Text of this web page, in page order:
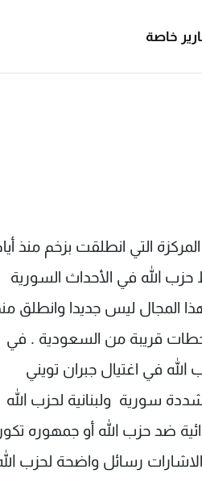
خاصة
التي انطلقت بزخم منذ
حزب الله في الأحداث السورية
المجال ليس جديدا وانطلق
قريبة من السعودية . في
في اغتيال جبران تويني
سورية ولبنانية لحزب الله
ضد حزب الله أو جمهوره
رسائل واضحة لحزب